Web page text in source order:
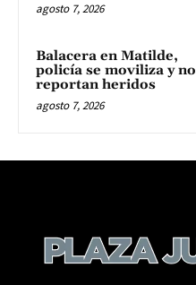
agosto 7, 2026
Balacera en Matilde,
policía se moviliza y no
reportan heridos
agosto 7, 2026